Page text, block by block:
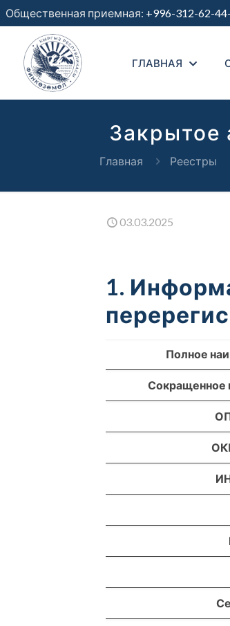
Общественная приемная: +996-312-62-
ГЛАВНАЯ
Закрытое
Главная Реестры
03.03.2025
1.
Полное
Сокращенное